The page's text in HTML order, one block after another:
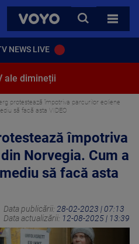
VOYO
CAUTA
TOATE
NEWS LIVE
ale dimineții
protestează împotriva parcurilor eoliene
să facă asta VIDEO
împotriva
Norvegia. Cum a
să facă asta
Data publicării: 28-02-2023 | 07:13
Data actualizării: 12-08-2025 | 13:39